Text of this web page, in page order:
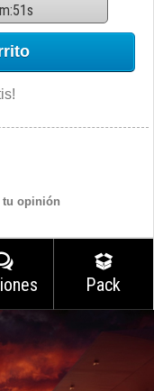
m:50s
tu opinión
Pack